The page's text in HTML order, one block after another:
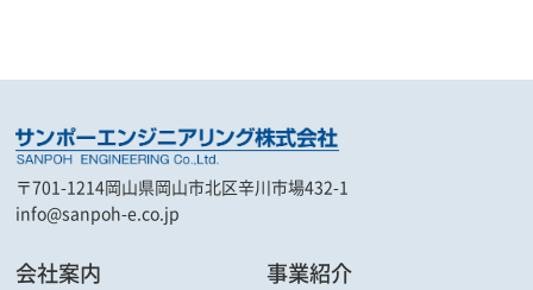
〒701-1214岡山県岡山市北区辛川市場432-1
info@sanpoh-e.co.jp
会社案内 事業紹介